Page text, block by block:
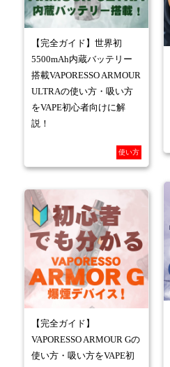
【完全ガイド】世界初
5500mAh内蔵バッテリー
搭載VAPORESSO ARMOUR
ULTRAの使い方・吸い方
をVAPE初心者向けに解
説！
使い方
【完全ガイド】
VAPORESSO ARMOUR Gの
使い方・吸い方をVAPE初